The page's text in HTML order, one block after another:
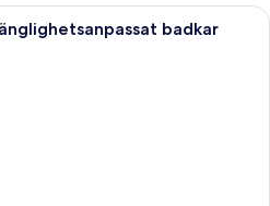
badkar